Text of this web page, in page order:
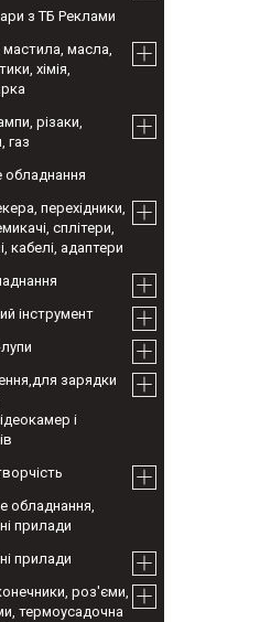
з ТБ Реклами
масла,
хімія,
різаки,
газ
обладнання
перехідники,
сплітери,
кабелі, адаптери
інструмент
зарядки
і
обладнання,
прилади
прилади
роз'єми,
термоусадочна